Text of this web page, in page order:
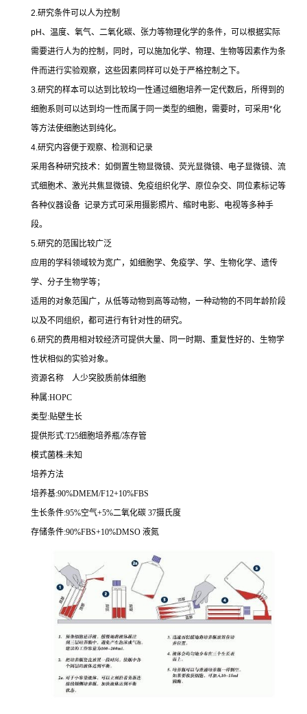
2.研究条件可以人为控制
pH、温度、氧气、二氧化碳、张力等物理化学的条件，可以根据实际
需要进行人为的控制，同时，可以施加化学、物理、生物等因素作为条
件而进行实验观察，这些因素同样可以处于严格控制之下。
3.研究的样本可以达到比较均一性通过细胞培养一定代数后，所得到的
细胞系则可以达到均一性而属于同一类型的细胞，需要时，可采用*化
等方法使细胞达到纯化。
4.研究内容便于观察、检测和记录
采用各种研究技术：如倒置生物显微镜、荧光显微镜、电子显微镜、流
式细胞术、激光共焦显微镜、免疫组织化学、原位杂交、同位素标记等
各种仪器设备 记录方式可采用摄影照片、缩时电影、电视等多种手
段。
5.研究的范围比较广泛
应用的学科领域较为宽广，如细胞学、免疫学、学、生物化学、遗传
学、分子生物学等；
适用的对象范围广，从低等动物到高等动物，一种动物的不同年龄阶段
以及不同组织，都可进行有针对性的研究。
6.研究的费用相对较经济可提供大量、同一时期、重复性好的、生物学
性状相似的实验对象。
资源名称 人少突胶质前体细胞
种属:HOPC
类型:贴壁生长
提供形式:T25细胞培养瓶/冻存管
模式菌株:未知
培养方法
培养基:90%DMEM/F12+10%FBS
生长条件:95%空气+5%二氧化碳 37摄氏度
存储条件:90%FBS+10%DMSO 液氮